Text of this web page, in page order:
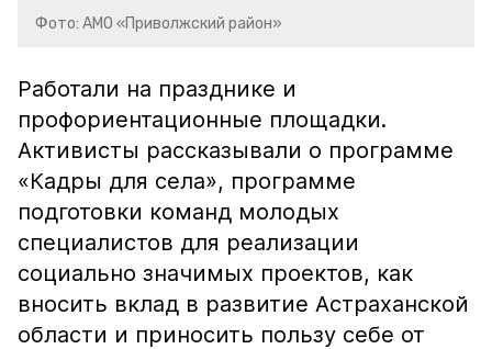
Фото: АМО «Приволжский район»
Работали на празднике и
профориентационные площадки.
Активисты рассказывали о программе
«Кадры для села», программе
подготовки команд молодых
специалистов для реализации
социально значимых проектов, как
вносить вклад в развитие Астраханской
области и приносить пользу себе от